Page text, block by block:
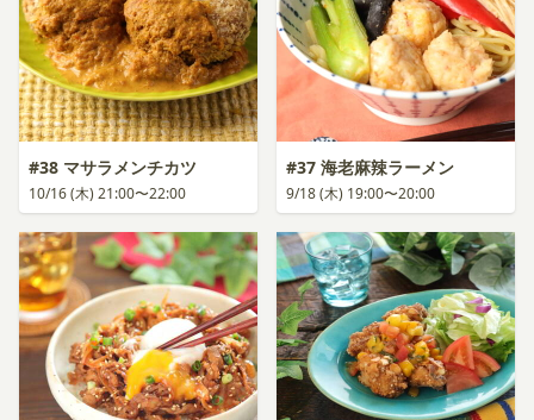
#38 マサラメンチカツ
10/16 (木) 21:00〜22:00
#37 海老麻辣ラーメン
9/18 (木) 19:00〜20:00